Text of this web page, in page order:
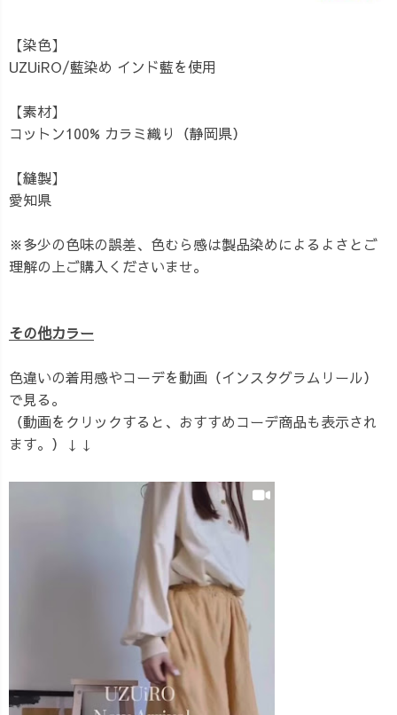
【染色】
UZUiRO/藍染め インド藍を使用
【素材】
コットン100% カラミ織り（静岡県）
【縫製】
愛知県
※多少の色味の誤差、色むら感は製品染めによるよさとご
理解の上ご購入くださいませ。
その他カラー
色違いの着用感やコーデを動画（インスタグラムリール）
で見る。
（動画をクリックすると、おすすめコーデ商品も表示され
ます。）↓↓